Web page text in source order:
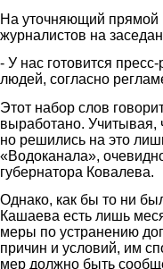
На уточняющий прямой
журналистов на
- У нас готовится
людей, согласно
Этот набор слов
выработано. Учитывая,
но решились на это
«Водоканала»,
губернатора Ковалева.
Однако, как бы то ни
Кашаева есть лишь
меры по устранению
причин и условий, им
мер должно быть